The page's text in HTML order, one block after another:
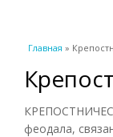
Вы здесь
Главная »
феодала,